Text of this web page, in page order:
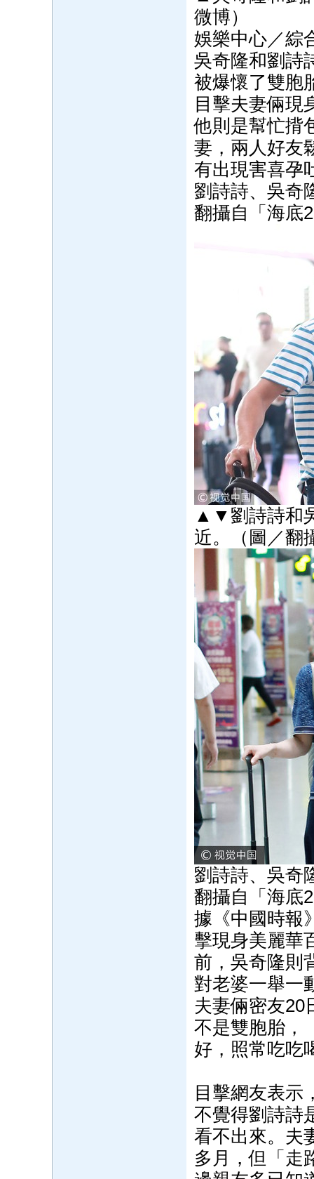
微博）
娛樂中心／綜
吳奇隆和劉詩
被爆懷了雙胞
目擊夫妻倆現
他則是幫忙揹
妻，兩人好友
有出現害喜孕
劉詩詩、吳奇
翻攝自「海底
▲▼劉詩詩和
近。（圖／翻
劉詩詩、吳奇
翻攝自「海底
據《中國時報
擊現身美麗華
前，吳奇隆則
對老婆一舉一
夫妻倆密友20
不是雙胞胎，
好，照常吃吃
目擊網友表示
不覺得劉詩詩
看不出來。夫
多月，但「走